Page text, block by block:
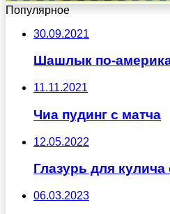
Популярное
30.09.2021
Шашлык по-
11.11.2021
Чиа пудинг с матча
12.05.2022
Глазурь для
06.03.2023